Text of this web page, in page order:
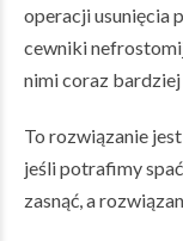
operacji usunięcia
cewniki
nimi coraz bardziej
To rozwiązanie
jeśli potrafimy
zasnąć, a